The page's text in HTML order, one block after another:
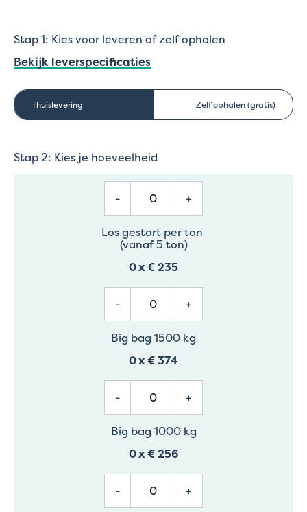
Stap 1: Kies voor leveren of zelf ophalen
Bekijk leverspecificaties
Thuislevering Zelf ophalen (gratis)
Stap 2: Kies je hoeveelheid
- +
Los gestort per ton
(vanaf 5 ton)
0x€ 235
- +
Big bag 1500 kg
0x€ 374
- +
Big bag 1000 kg
0x€ 256
- +